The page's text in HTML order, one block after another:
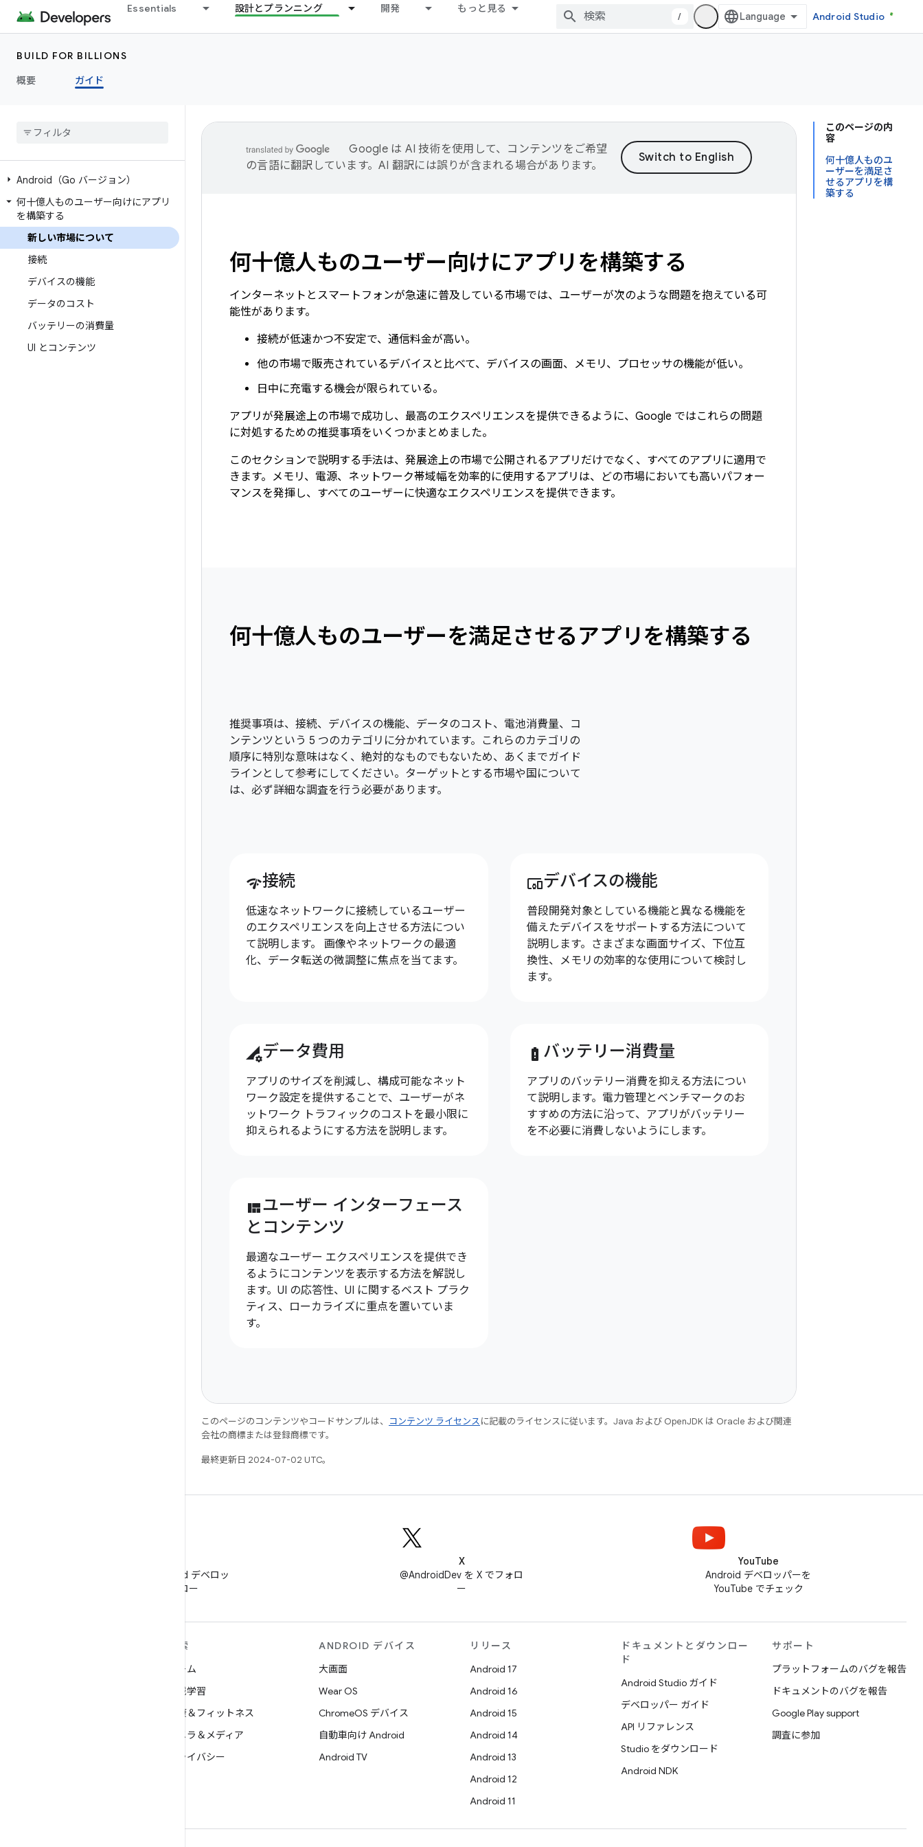
Essentials 設計とプランニング 開発 もっと見る
/ Android Studio
BUILD FOR BILLIONS
概要
ガイド
Android（Go バージョン）
何十億人ものユーザー向けにアプリ
を構築する
新しい市場について
接続
デバイスの機能
データのコスト
バッテリーの消費量
UI とコンテンツ
このページの内
容
何十億人ものユ
ーザーを満足さ
せるアプリを構
築する
Google は AI 技術を使用して、コンテンツをご希望
の言語に翻訳しています。AI 翻訳には誤りが含まれる場合があります。
何十億人ものユーザー向けにアプリを構築する
インターネットとスマートフォンが急速に普及している市場では、ユーザーが次のような問題を抱えている可
能性があります。
接続が低速かつ不安定で、通信料金が高い。
他の市場で販売されているデバイスと比べて、デバイスの画面、メモリ、プロセッサの機能が低い。
日中に充電する機会が限られている。
アプリが発展途上の市場で成功し、最高のエクスペリエンスを提供できるように、Google ではこれらの問題
に対処するための推奨事項をいくつかまとめました。
このセクションで説明する手法は、発展途上の市場で公開されるアプリだけでなく、すべてのアプリに適用で
きます。メモリ、電源、ネットワーク帯域幅を効率的に使用するアプリは、どの市場においても高いパフォー
マンスを発揮し、すべてのユーザーに快適なエクスペリエンスを提供できます。
何十億人ものユーザーを満足させるアプリを構築する
推奨事項は、接続、デバイスの機能、データのコスト、電池消費量、コ
ンテンツという 5 つのカテゴリに分かれています。これらのカテゴリの
順序に特別な意味はなく、絶対的なものでもないため、あくまでガイド
ラインとして参考にしてください。ターゲットとする市場や国について
は、必ず詳細な調査を行う必要があります。
network_check接続
低速なネットワークに接続しているユーザー
のエクスペリエンスを向上させる方法につい
て説明します。 画像やネットワークの最適
化、データ転送の微調整に焦点を当てます。
devices_otherデバイスの機能
普段開発対象としている機能と異なる機能を
備えたデバイスをサポートする方法について
説明します。さまざまな画面サイズ、下位互
換性、メモリの効率的な使用について検討し
ます。
perm_data_settingデータ費用
アプリのサイズを削減し、構成可能なネット
ワーク設定を提供することで、ユーザーがネ
ットワーク トラフィックのコストを最小限に
抑えられるようにする方法を説明します。
battery_alert バッテリー消費量
アプリのバッテリー消費を抑える方法につい
て説明します。電力管理とベンチマークのお
すすめの方法に沿って、アプリがバッテリー
を不必要に消費しないようにします。
view_quiltユーザー インターフェース
とコンテンツ
最適なユーザー エクスペリエンスを提供でき
るようにコンテンツを表示する方法を解説し
ます。UI の応答性、UI に関するベスト プラク
ティス、ローカライズに重点を置いていま
す。
このページのコンテンツやコードサンプルは、 コンテンツ ライセンスに記載のライセンスに従います。Java および OpenJDK は Oracle および関連
会社の商標または登録商標です。
最終更新日 2024-07-02 UTC。
WeChat で Android デベロッ
パーをフォロー
X
@AndroidDev を X でフォロ
ー
YouTube
Android デベロッパーを
YouTube でチェック
探索
ゲーム
機械学習
健康＆フィットネス
カメラ＆メディア
プライバシー
ANDROID デバイス
大画面
Wear OS
ChromeOS デバイス
自動車向け Android
Android TV
リリース
Android 17
Android 16
Android 15
Android 14
Android 13
Android 12
Android 11
ドキュメントとダウンロー
ド
Android Studio ガイド
デベロッパー ガイド
API リファレンス
Studio をダウンロード
Android NDK
サポート
プラットフォームのバグを報告
ドキュメントのバグを報告
Google Play support
調査に参加